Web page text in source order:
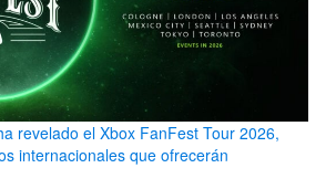
revelado el Xbox FanFest Tour 2026,
internacionales que ofrecerán